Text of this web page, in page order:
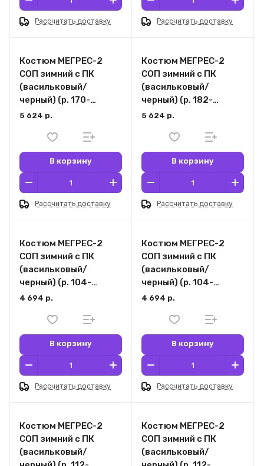
Рассчитать доставку Рассчитать доставку
Костюм МЕГРЕС-2
СОП зимний с ПК
(васильковый/
черный) (р. 170-
176/132-124)
5 624 р.
В корзину
Рассчитать доставку
Костюм МЕГРЕС-2
СОП зимний с ПК
(васильковый/
черный) (р. 182-
188/132-124)
5 624 р.
В корзину
Рассчитать доставку
Костюм МЕГРЕС-2
СОП зимний с ПК
(васильковый/
черный) (р. 104-
108/170-176)
4 694 р.
В корзину
Рассчитать доставку
Костюм МЕГРЕС-2
СОП зимний с ПК
(васильковый/
черный) (р. 104-
108/182-188)
4 694 р.
В корзину
Рассчитать доставку
Костюм МЕГРЕС-2
СОП зимний с ПК
(васильковый/
Костюм МЕГРЕС-2
СОП зимний с ПК
(васильковый/